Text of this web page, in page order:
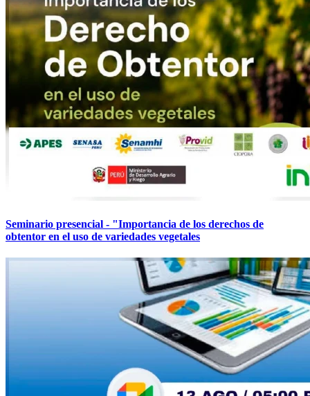
Seminario presencial - "Importancia de los derechos de
obtentor en el uso de variedades vegetales